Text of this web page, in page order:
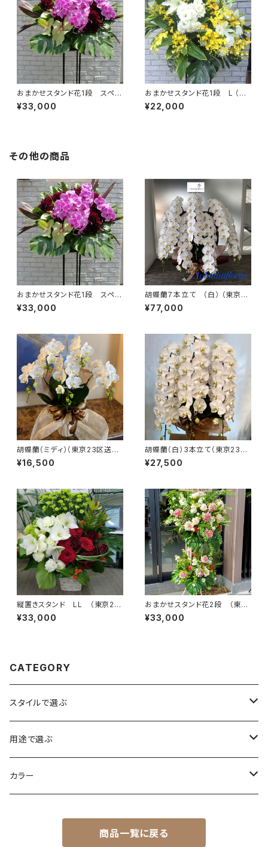
おまかせスタンド花1段 スペシ
ャル（東京23区送料無料） #3
105
¥33,000
おまかせスタンド花1段 L （東
京23区送料無料）#3106
¥22,000
その他の商品
おまかせスタンド花1段 スペシ
ャル（東京23区送料無料） #3
105
¥33,000
胡蝶蘭７本立て （白） （東京23
区送料無料）＃4104
¥77,000
胡蝶蘭（ミディ）（東京23区送料
無料）＃4105
¥16,500
胡蝶蘭（白）3本立て（東京23区
送料無料）＃4101
¥27,500
縦置きスタンド LL （東京23
区送料無料）＃3204
¥33,000
おまかせスタンド花2段 （東京
23区送料無料） #3107
¥33,000
CATEGORY
スタイルで選ぶ
花束
アレンジ
用途で選ぶ
誕生日
カラー
商品一覧に戻る